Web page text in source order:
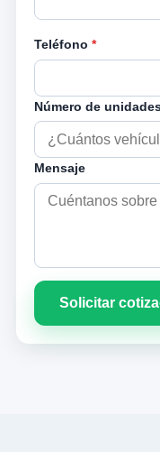
Teléfono *
Número de
Mensaje
Solicitar